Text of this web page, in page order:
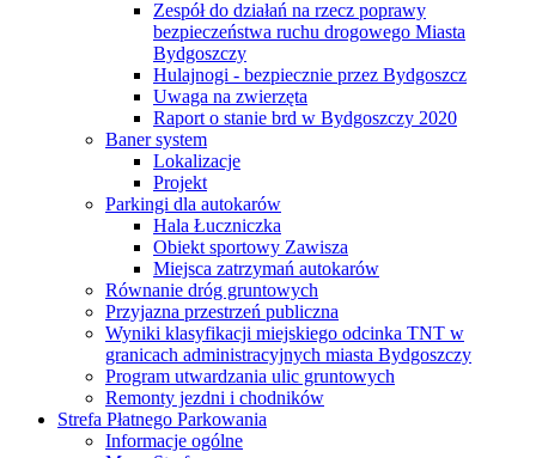
Zespół do działań na rzecz poprawy
bezpieczeństwa ruchu drogowego Miasta
Bydgoszczy
Hulajnogi - bezpiecznie przez Bydgoszcz
Uwaga na zwierzęta
Raport o stanie brd w Bydgoszczy 2020
Baner system
Lokalizacje
Projekt
Parkingi dla autokarów
Hala Łuczniczka
Obiekt sportowy Zawisza
Miejsca zatrzymań autokarów
Równanie dróg gruntowych
Przyjazna przestrzeń publiczna
Wyniki klasyfikacji miejskiego odcinka TNT w
granicach administracyjnych miasta Bydgoszczy
Program utwardzania ulic gruntowych
Remonty jezdni i chodników
Strefa Płatnego Parkowania
Informacje ogólne